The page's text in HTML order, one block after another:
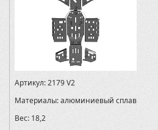
Артикул:2179 V2
Материалы:алюминиевый сплав
Вес: 18,2